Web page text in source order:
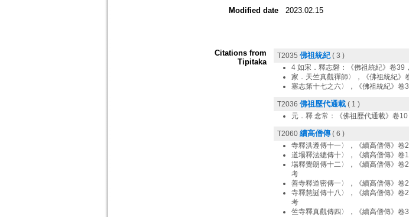
Modified date
2023.02.15
Citations from
Tipitaka
T2035 佛祖統紀( 3 )
4 如宋．釋志磐：《佛祖統紀》卷39
家．天竺真觀禪師〉，《佛祖統紀》
塞志第十七之六〉，《佛祖統紀》卷
T2036 佛祖歷代通載( 1 )
元．釋 念常：《佛祖歷代通載》卷
T2060 續高僧傳( 6 )
寺釋洪遵傳十一〉，《續高僧傳》卷
道場釋法總傳十〉，《續高僧傳》卷
場釋覺朗傳十二〉，《續高僧傳》卷
考
善寺釋道密傳一〉，《續高僧傳》卷
寺釋慧誕傳十八〉，《續高僧傳》卷
考
竺寺釋真觀傳四〉，《續高僧傳》卷